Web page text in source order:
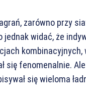
zarówno przy
jednak widać, że
się fenomenalnie.
się wieloma